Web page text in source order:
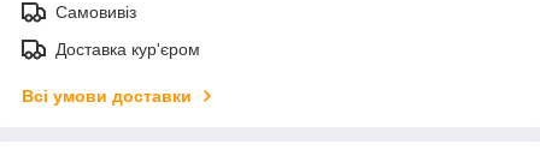
Самовивіз
Доставка кур'єром
Всі умови доставки